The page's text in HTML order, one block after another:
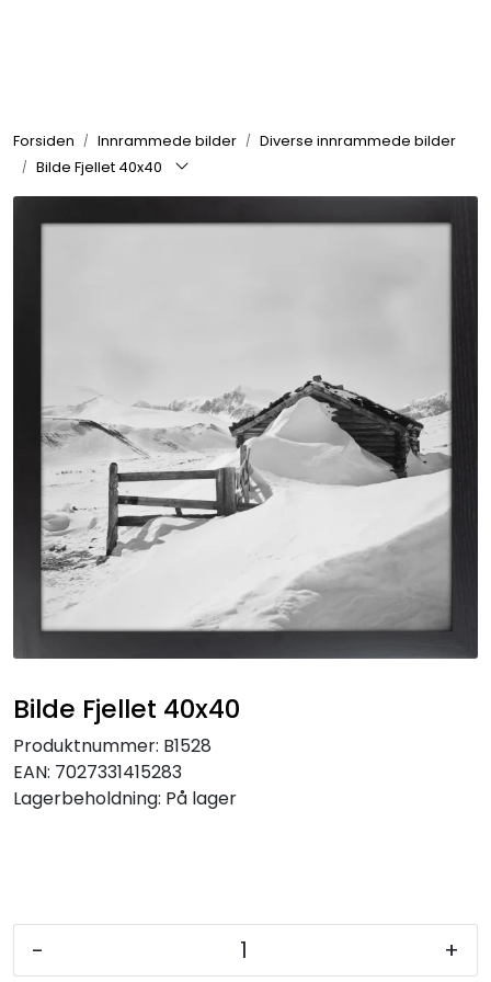
Forsiden Innrammede bilder
Diverse innrammede bilder
Bilde Fjellet 40x40
Bilde Fjellet 40x40
Produktnummer: B1528
EAN: 7027331415283
Lagerbeholdning: På lager
- +
Passepartout
Glass art
Malerier
Speil
Trykk av bilder/skilt og innramming
SOMMEROUTLET